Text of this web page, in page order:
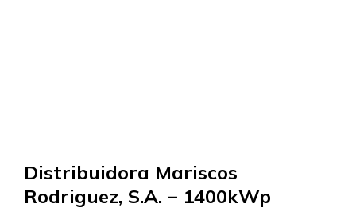
Distribuidora Mariscos
Rodriguez, S.A. – 1400kWp